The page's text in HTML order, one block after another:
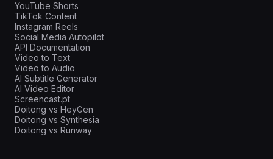
YouTube Shorts
TikTok Content
Instagram Reels
Social Media Autopilot
API Documentation
Video to Text
Video to Audio
AI Subtitle Generator
AI Video Editor
Screencast.pt
Doitong vs HeyGen
Doitong vs Synthesia
Doitong vs Runway